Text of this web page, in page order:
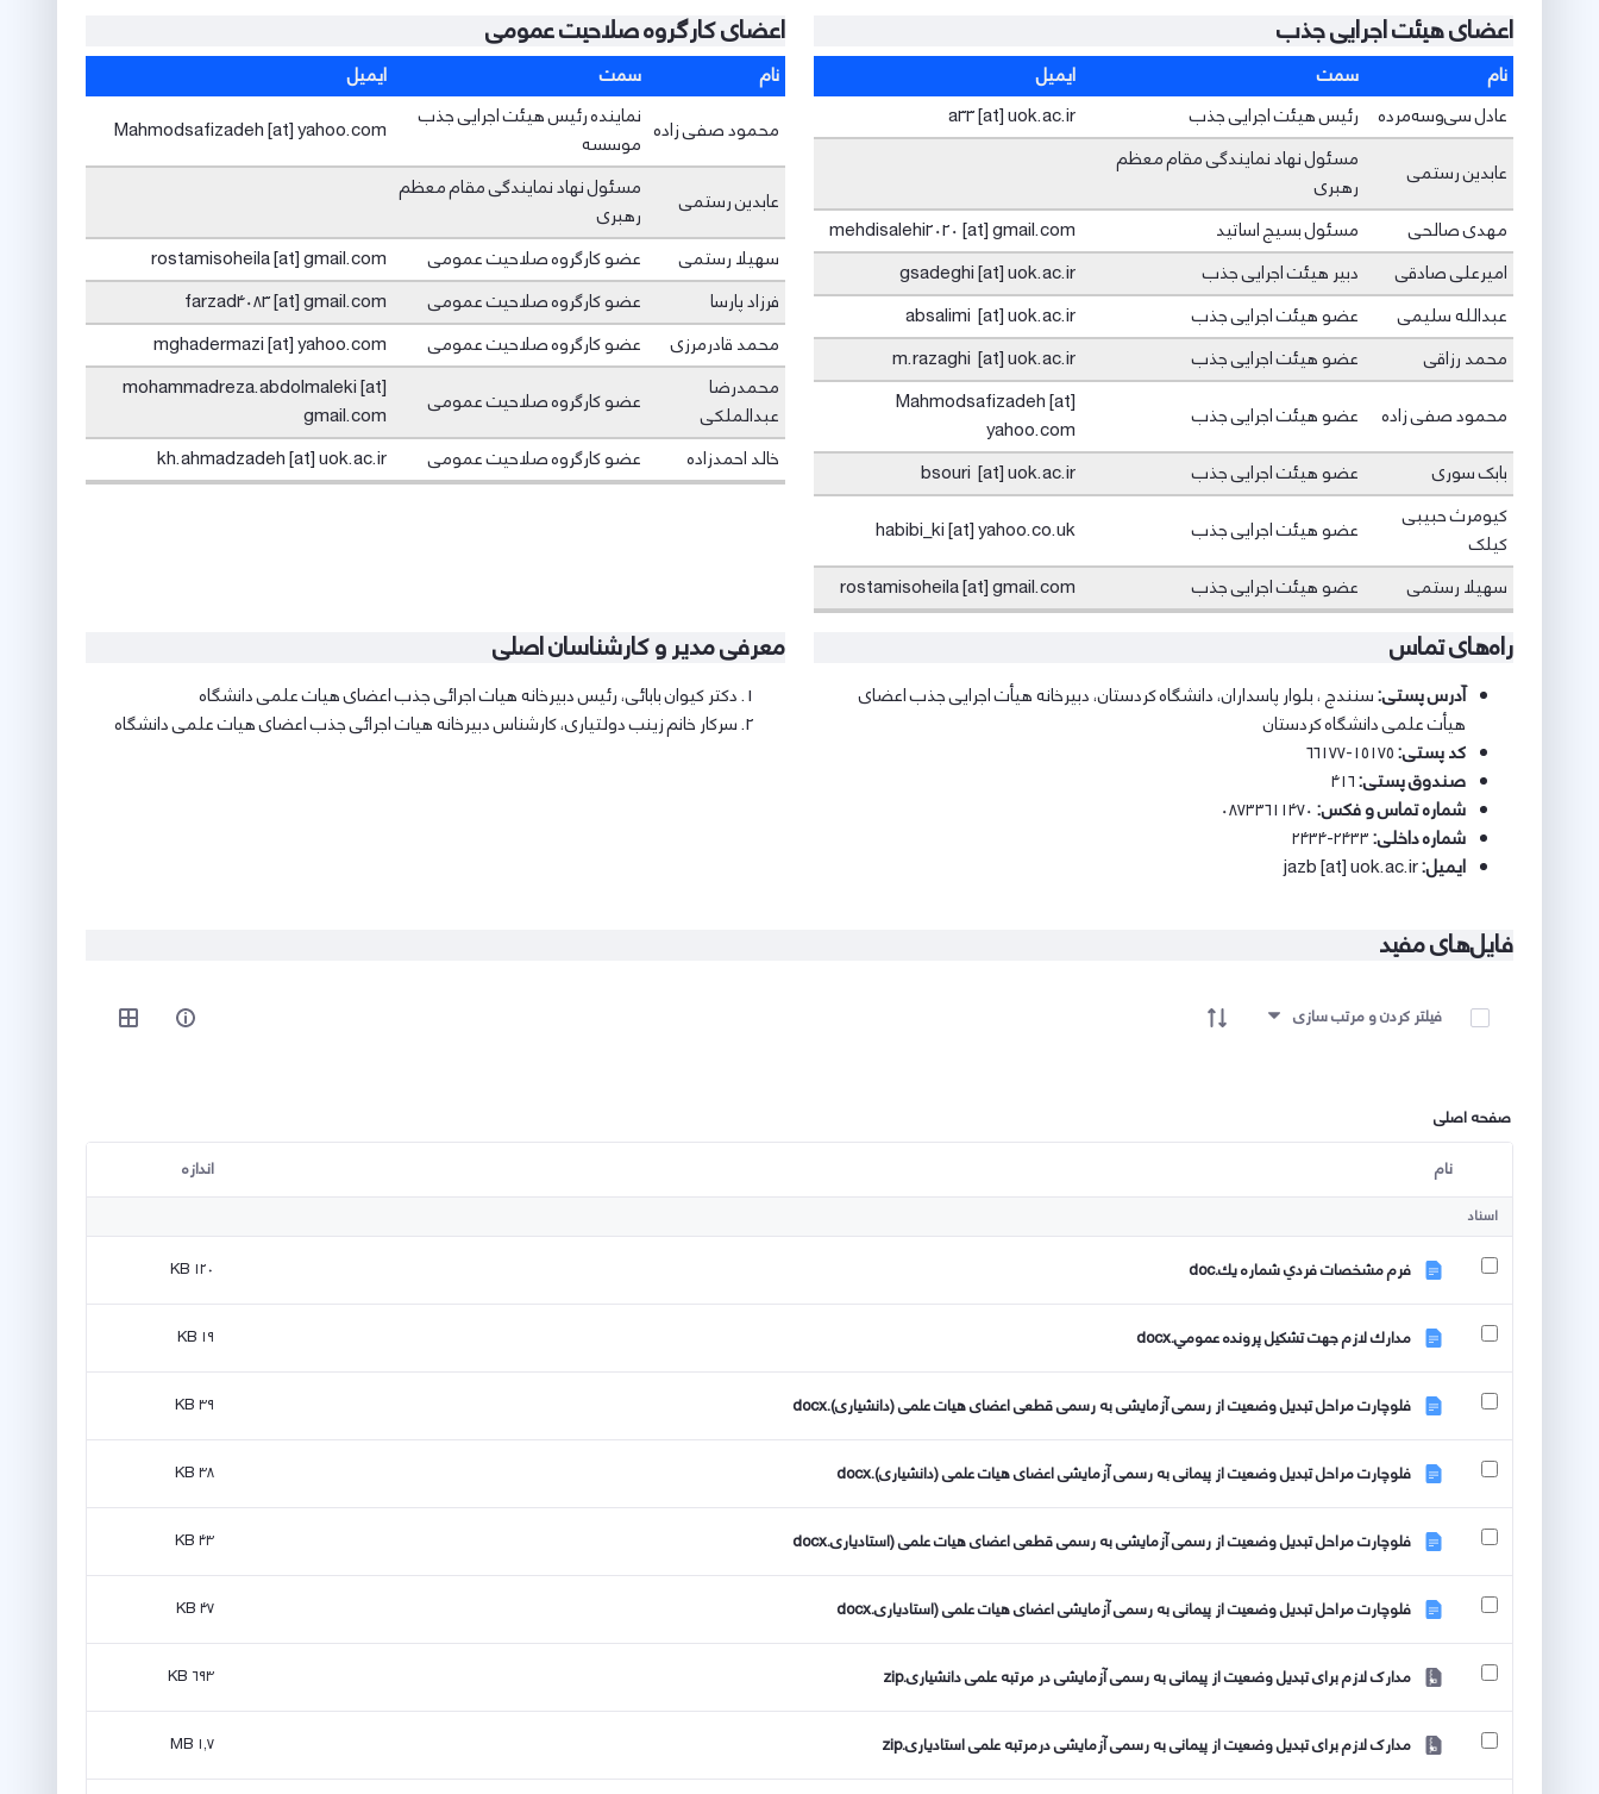
اعضای هیئت اجرایی جذب
نام سمت
ایمیل
عادل سی‌وسه‌مرده
رئیس هیئت اجرایی جذب
a33 [at] uok.ac.ir
عابدین رستمی
مسئول نهاد نمایندگی مقام معظم
رهبری
مهدی صالحی
مسئول بسیج اساتید
mehdisalehi2020 [at] gmail.com
امیرعلی صادقی
دبیر هیئت اجرایی جذب
gsadeghi [at] uok.ac.ir
عبدالله سلیمی
عضو هیئت اجرایی جذب
absalimi [at] uok.ac.ir
محمد رزاقی
عضو هیئت اجرایی جذب
m.razaghi [at] uok.ac.ir
محمود صفی زاده
عضو هیئت اجرایی جذب
Mahmodsafizadeh [at]
yahoo.com
بابک سوری
عضو هیئت اجرایی جذب
bsouri [at] uok.ac.ir
کیومرث حبیبی
کیلک
عضو هیئت اجرایی جذب
habibi_ki [at] yahoo.co.uk
سهیلا رستمی
عضو هیئت اجرایی جذب rostamisoheila [at] gmail.com
اعضای کارگروه صلاحیت عمومی
نام سمت
ایمیل
محمود صفی زاده نماینده رئیس هیئت اجرایی جذب
موسسه
Mahmodsafizadeh [at] yahoo.com
عابدین رستمی
مسئول نهاد نمایندگی مقام معظم
رهبری
سهیلا رستمی
عضو کارگروه صلاحیت عمومی
rostamisoheila [at] gmail.com
فرزاد پارسا
عضو کارگروه صلاحیت عمومی
farzad4083 [at] gmail.com
محمد قادرمرزی
عضو کارگروه صلاحیت عمومی
mghadermazi [at] yahoo.com
محمدرضا
عبدالملکی
عضو کارگروه صلاحیت عمومی
mohammadreza.abdolmaleki [at]
gmail.com
خالد احمدزاده
عضو کارگروه صلاحیت عمومی kh.ahmadzadeh [at] uok.ac.ir
راه‌های تماس
آدرس پستی:سنندج ، بلوار پاسداران، دانشگاه کردستان، دبیرخانه هیأت اجرایی جذب اعضای
هیأت علمی دانشگاه کردستان
کد پستی:۱۵۱۷۵-۶۶۱۷۷
صندوق پستی:۴۱۶
شماره تماس و فکس:۰۸۷۳۳۶۱۱۴۷۰
شماره داخلی:
ایمیل:
معرفی مدیر و کارشناسان اصلی
دکتر کیوان بابائی، رئیس دبیرخانه هیات اجرائی جذب اعضای هیات علمی دانشگاه
سرکار خانم زینب دولتیاری، کارشناس دبیرخانه هیات اجرائی جذب اعضای هیات علمی دانشگاه
فایل‌های مفید
آیتم ها را انتخاب کنید
فیلتر کردن و مرتب سازی
صفحه اصلی
کاربر انتخاب شده
نام اندازه
اسناد
فرم مشخصات فردي شماره يك.doc ۱۲۰ KB
مدارك لازم جهت تشكيل پرونده عمومي.docx ۱۹ KB
فلوچارت مراحل تبدیل وضعیت از رسمی آزمایشی به رسمی قطعی اعضای هیات علمی (دانشیاری).docx ۳۹ KB
فلوچارت مراحل تبدیل وضعیت از پیمانی به رسمی آزمایشی اعضای هیات علمی (دانشیاری).docx ۳۸ KB
فلوچارت مراحل تبدیل وضعیت از رسمی آزمایشی به رسمی قطعی اعضای هیات علمی (استادیاری.docx ۴۳ KB
فلوچارت مراحل تبدیل وضعیت از پیمانی به رسمی آزمایشی اعضای هیات علمی (استادیاری.docx ۴۷ KB
مدارک لازم برای تبدیل وضعیت از پیمانی به رسمی آزمایشی در مرتبه علمی دانشیاری.zip ۶۹۳ KB
مدارک لازم برای تبدیل وضعیت از پیمانی به رسمی آزمایشی درمرتبه علمی استادیاری.zip ۱٫۷ MB